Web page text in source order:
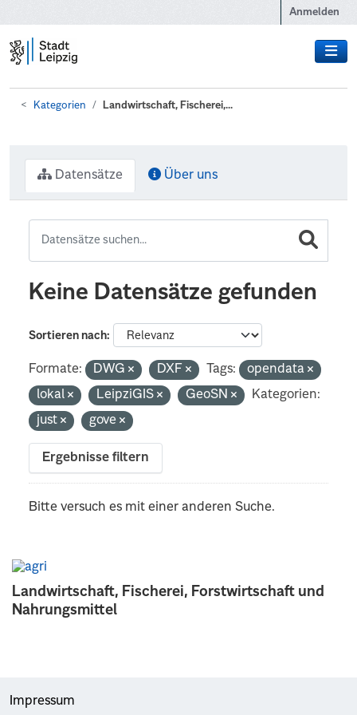
Anmelden
Kategorien Landwirtschaft, Fischerei,...
Landwirtschaft, Fischerei, Forstwirtschaft und
Nahrungsmittel
Datensätze Über uns
Keine Datensätze gefunden
Sortieren nach
Formate: DWG DXF Tags:
opendata
lokal
LeipziGIS GeoSN
Kategorien:
just
gove
Ergebnisse filtern
Bitte versuch es mit einer anderen Suche.
Impressum